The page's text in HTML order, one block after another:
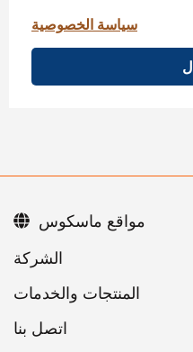
سياسة الخصوصية
اتصل بنا
مواقع ماسكوس